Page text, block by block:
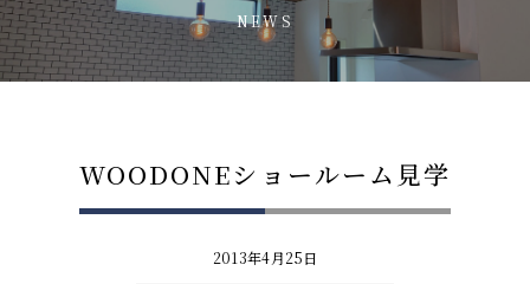
NEWS
WOODONEショールーム見学
2013年4月25日